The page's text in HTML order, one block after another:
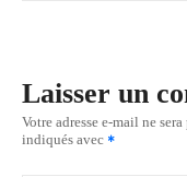
g
a
Laisser un
Votre adresse e-mail ne
indiqués avec